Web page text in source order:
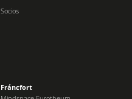
Socios
Fráncfort